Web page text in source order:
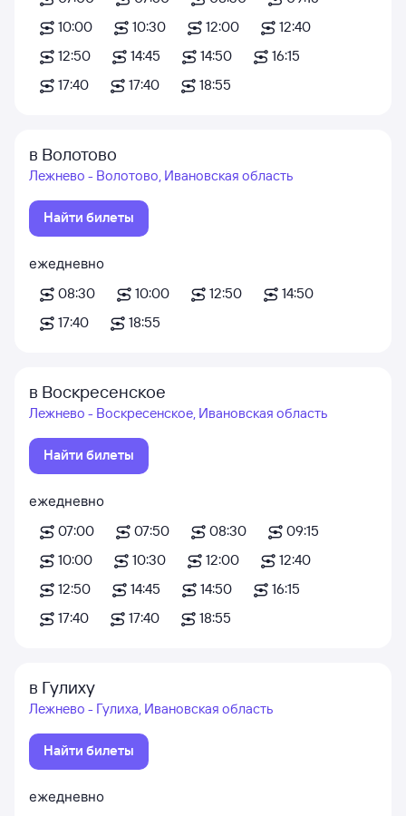
10:00
10:30 12:00
12:40
12:50
14:45 14:50
16:15
17:40
17:40 18:55
в Волотово
Лежнево - Волотово, Ивановская область
Найти билеты
ежедневно
08:30
10:00 12:50
14:50
17:40
18:55
в Воскресенское
Лежнево - Воскресенское, Ивановская область
Найти билеты
ежедневно
07:00
07:50 08:30
09:15
10:00
10:30 12:00
12:40
12:50
14:45 14:50
16:15
17:40
17:40 18:55
в Гулиху
Лежнево - Гулиха, Ивановская область
Найти билеты
ежедневно